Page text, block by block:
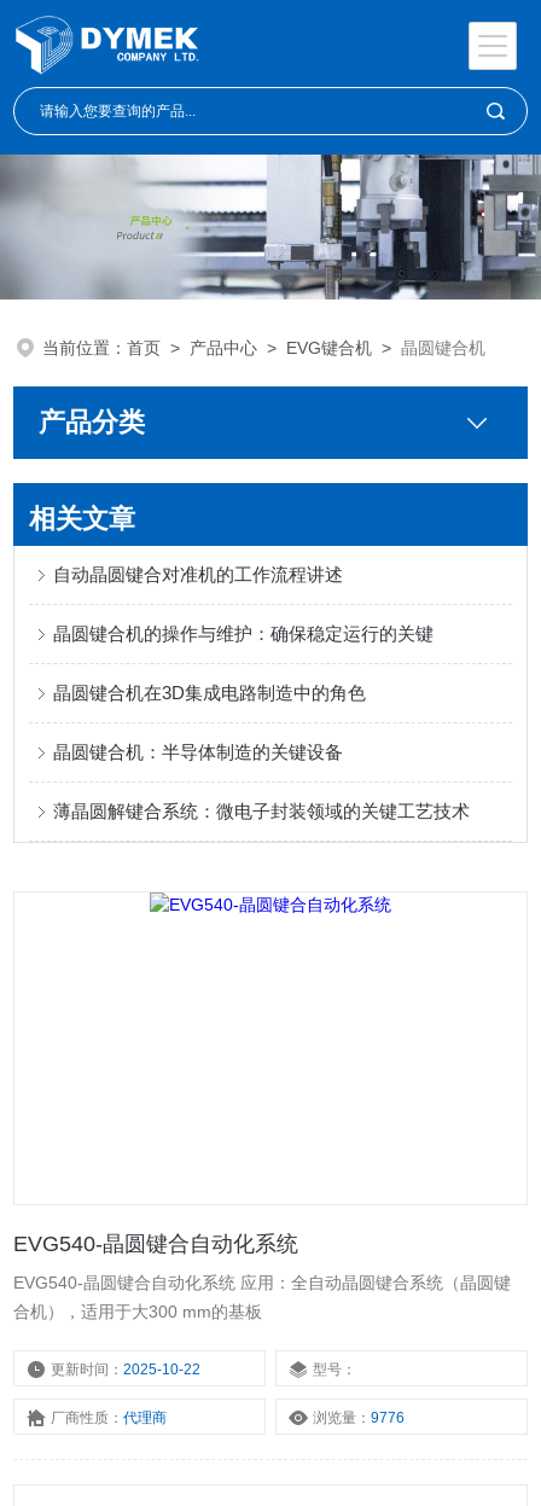
当前位置：首页 > 产品中心 > EVG键合机 >晶圆键合机
产品分类
相关文章
自动晶圆键合对准机的工作流程讲述
晶圆键合机的操作与维护：确保稳定运行的关键
晶圆键合机在3D集成电路制造中的角色
晶圆键合机：半导体制造的关键设备
薄晶圆解键合系统：微电子封装领域的关键工艺技术
EVG540-晶圆键合自动化系统
EVG540-晶圆键合自动化系统 应用：全自动晶圆键合系统（晶圆键
合机），适用于大300 mm的基板
更新时间：2025-10-22 型号：
厂商性质：代理商 浏览量：9776